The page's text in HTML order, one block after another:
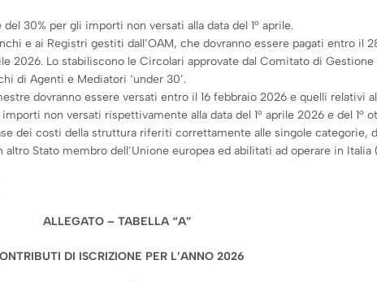
30% per gli importi non versati alla data del 1° aprile.
e ai Registri gestiti dall’OAM, che dovranno essere pagati entro il
2026. Lo stabiliscono le Circolari approvate dal Comitato di
di Agenti e Mediatori ‘under 30’.
dovranno essere versati entro il 16 febbraio 2026 e quelli relativi
non versati rispettivamente alla data del 1° aprile 2026 e del 1°
dei costi della struttura riferiti correttamente alle singole categorie,
Stato membro dell’Unione europea ed abilitati ad operare in
ALLEGATO – TABELLA “A”
DI ISCRIZIONE PER L’ANNO 2026